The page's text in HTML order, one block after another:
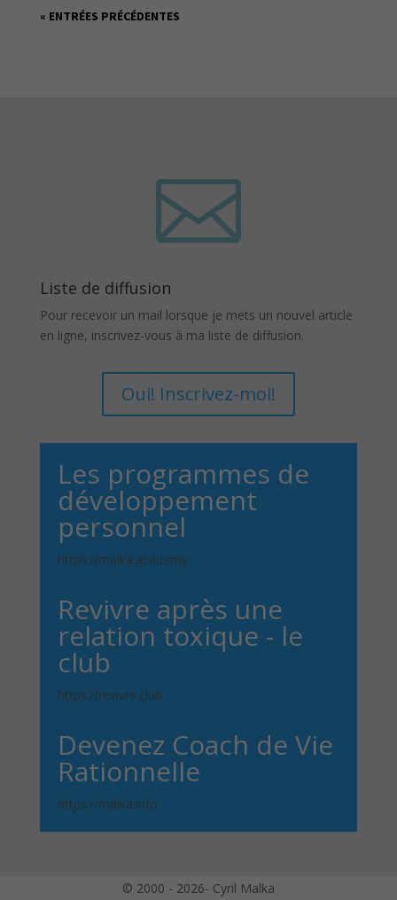
« ENTRÉES PRÉCÉDENTES

Liste de diffusion
Pour recevoir un mail lorsque je mets un nouvel article
en ligne, inscrivez-vous à ma liste de diffusion.
Oui! Inscrivez-moi!
Les programmes de
développement
personnel
https://malka.academy
Revivre après une
relation toxique - le
club
https://revivre.club
Devenez Coach de Vie
Rationnelle
https://malka.info
© 2000 - 2026- Cyril Malka